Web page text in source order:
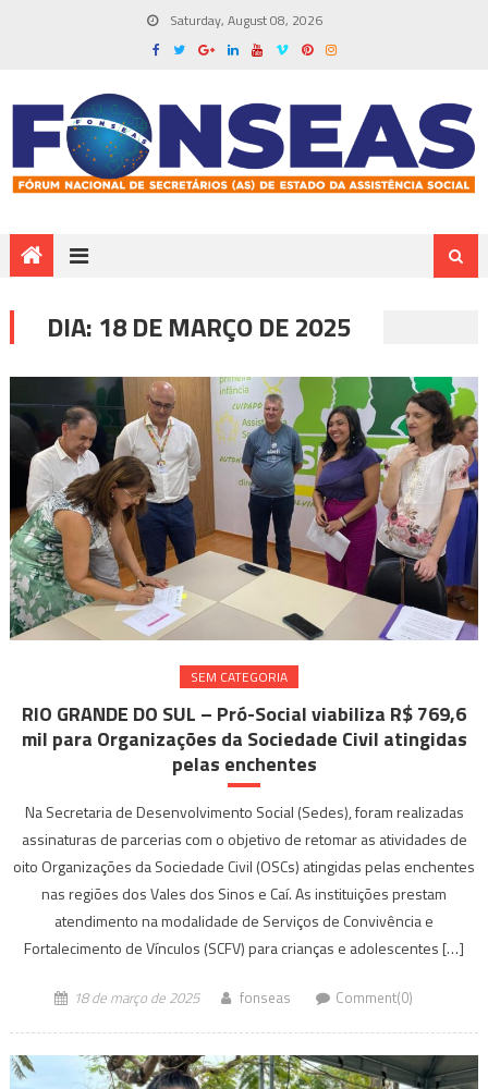
Saturday, August 08, 2026
DIA: 18 DE MARÇO DE 2025
SEM CATEGORIA
RIO GRANDE DO SUL – Pró-Social viabiliza R$ 769,6
mil para Organizações da Sociedade Civil atingidas
pelas enchentes
Na Secretaria de Desenvolvimento Social (Sedes), foram realizadas
assinaturas de parcerias com o objetivo de retomar as atividades de
oito Organizações da Sociedade Civil (OSCs) atingidas pelas enchentes
nas regiões dos Vales dos Sinos e Caí. As instituições prestam
atendimento na modalidade de Serviços de Convivência e
Fortalecimento de Vínculos (SCFV) para crianças e adolescentes […]
18 de março de 2025 fonseas Comment(0)